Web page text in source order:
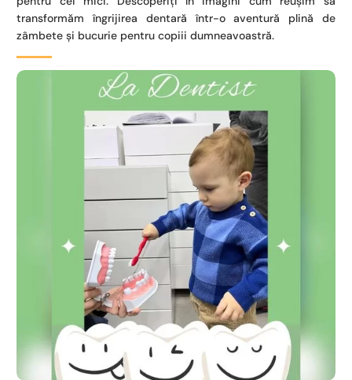
transformăm îngrijirea dentară într-o aventură plină de
zâmbete și bucurie pentru copiii dumneavoastră.